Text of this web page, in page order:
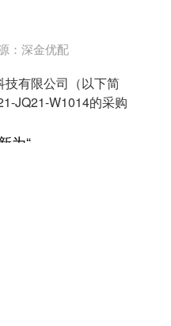
：深金优配
有限公司（以下简
JQ21-W1014的采购